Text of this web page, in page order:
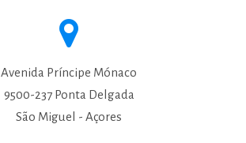
Avenida Príncipe Mónaco
9500-237 Ponta Delgada
São Miguel - Açores